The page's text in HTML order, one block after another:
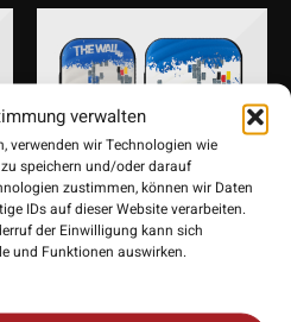
verwalten
verwenden wir Technologien wie
speichern und/oder darauf
zustimmen, können wir Daten
IDs auf dieser Website verarbeiten.
der Einwilligung kann sich
und Funktionen auswirken.
Bull’s DE Orbis Martin